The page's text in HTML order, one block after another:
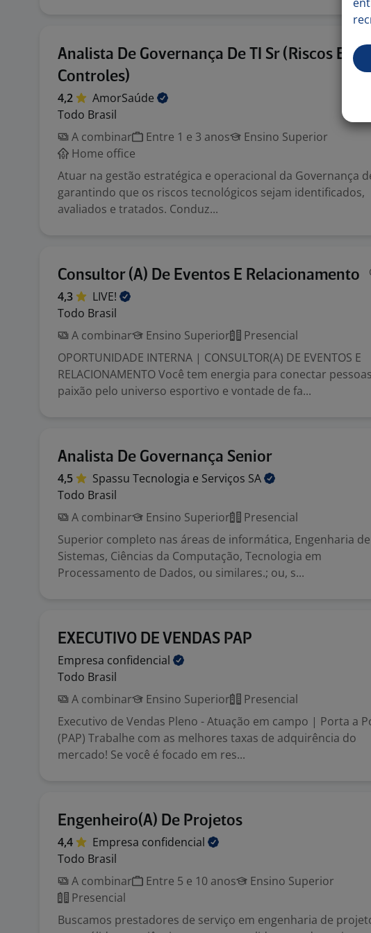
Analista De Governança De TI Sr (Riscos E
Controles)
4,2
AmorSaúde
Todo Brasil
A combinar
Entre 1 e 3 anos
Ensino Superior
Home office
Atuar na gestão estratégica e operacional da Governança
garantindo que os riscos tecnológicos sejam identificados,
avaliados e tratados. Conduz...
Consultor (A) De Eventos E Relacionamento
4,3
LIVE!
Todo Brasil
A combinar
Ensino Superior
Presencial
OPORTUNIDADE INTERNA | CONSULTOR(A) DE EVENTOS E
RELACIONAMENTO Você tem energia para conectar
paixão pelo universo esportivo e vontade de fa...
Analista De Governança Senior
4,5 Spassu Tecnologia e Serviços SA
Todo Brasil
A combinar
Ensino Superior
Presencial
Superior completo nas áreas de informática, Engenharia de
Sistemas, Ciências da Computação, Tecnologia em
Processamento de Dados, ou similares.; ou, s...
EXECUTIVO DE VENDAS PAP
Empresa confidencial
Todo Brasil
A combinar
Ensino Superior
Presencial
Executivo de Vendas Pleno - Atuação em campo | Porta a
(PAP) Trabalhe com as melhores taxas de adquirência do
mercado! Se você é focado em res...
Engenheiro(A) De Projetos
4,4 Empresa confidencial
Todo Brasil
A combinar
Entre 5 e 10 anos
Ensino Superior
Presencial
Buscamos prestadores de serviço em engenharia de